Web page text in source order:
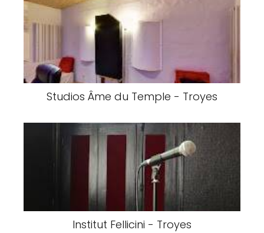
Studios Âme du Temple - Troyes
Institut Fellicini - Troyes